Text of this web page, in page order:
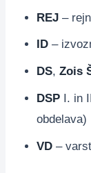
REJ–
ID–
DS, Zois
DSPI. in
obdelava)
VD–